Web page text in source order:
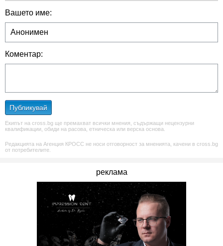
Вашето име:
Коментар:
Публикувай
Екипът на cross.bg ще премахват всички мнения, съдържащи нецензурни
квалификации, обиди на расова, етническа или верска основа.
Редакцията на Агенция КРОСС не носи отговорност за мненията, качени в cross.bg
от потребителите.
реклама